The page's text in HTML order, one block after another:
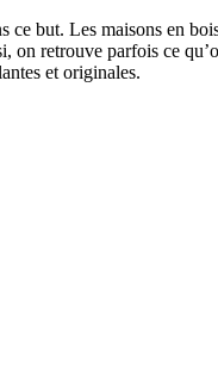
but. Les maisons en
on retrouve parfois ce
et originales.